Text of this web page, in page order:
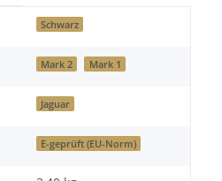
Schwarz
Mark 2 Mark 1
Jaguar
E-geprüft (EU-Norm)